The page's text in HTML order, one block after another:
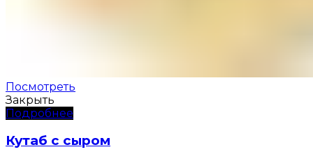
Посмотреть
Закрыть
Подробнее
Кутаб с сыром